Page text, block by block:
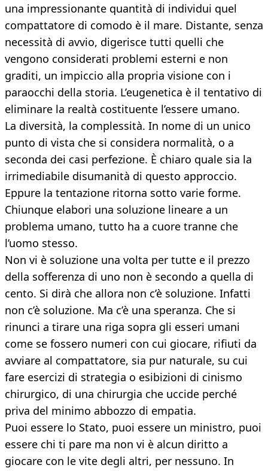
una impressionante quantità di individui quel
compattatore di comodo è il mare. Distante, senza
necessità di avvio, digerisce tutti quelli che
vengono considerati problemi esterni e non
graditi, un impiccio alla propria visione con i
paraocchi della storia. L’eugenetica è il tentativo di
eliminare la realtà costituente l’essere umano.
La diversità, la complessità. In nome di un unico
punto di vista che si considera normalità, o a
seconda dei casi perfezione. È chiaro quale sia la
irrimediabile disumanità di questo approccio.
Eppure la tentazione ritorna sotto varie forme.
Chiunque elabori una soluzione lineare a un
problema umano, tutto ha a cuore tranne che
l’uomo stesso.
Non vi è soluzione una volta per tutte e il prezzo
della sofferenza di uno non è secondo a quella di
cento. Si dirà che allora non c’è soluzione. Infatti
non c’è soluzione. Ma c’è una speranza. Che si
rinunci a tirare una riga sopra gli esseri umani
come se fossero numeri con cui giocare, rifiuti da
avviare al compattatore, sia pur naturale, su cui
fare esercizi di strategia o esibizioni di cinismo
chirurgico, di una chirurgia che uccide perché
priva del minimo abbozzo di empatia.
Puoi essere lo Stato, puoi essere un ministro, puoi
essere chi ti pare ma non vi è alcun diritto a
giocare con le vite degli altri, per nessuno. In